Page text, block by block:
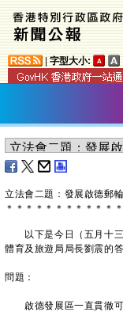
字型大小:
立法會二題：發展啟德郵
＊ ＊ ＊ ＊ ＊ ＊ ＊ ＊ ＊ ＊ ＊ ＊
以下是今日（五月十三
體育及旅遊局局長劉震的答
問題：
啟德發展區一直貫徹可